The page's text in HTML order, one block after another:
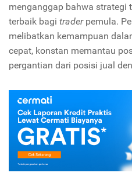
menganggap bahwa strategi
terbaik bagi trader pemula.
melibatkan kemampuan
cepat, konstan memantau
pergantian dari posisi jual